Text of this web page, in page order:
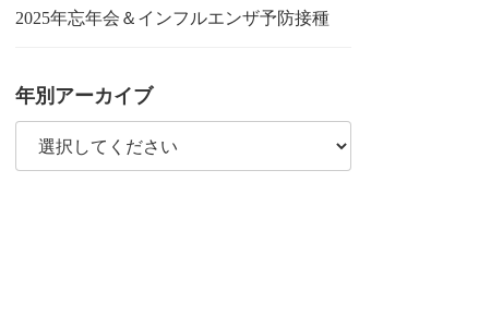
2025年忘年会＆インフルエンザ予防接種
年別アーカイブ